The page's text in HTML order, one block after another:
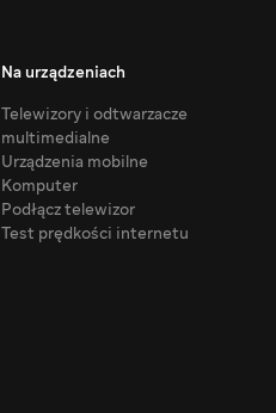
Na urządzeniach
Telewizory i odtwarzacze
multimedialne
Urządzenia mobilne
Komputer
Podłącz telewizor
Test prędkości internetu